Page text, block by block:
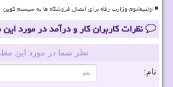
اولتیماتوم وزارت رفاه برای اتصال فروشگاه ها به سیستم کوپن
نظرات کاربران کار و درآمد در مورد
نظر شما در مورد این
نام: